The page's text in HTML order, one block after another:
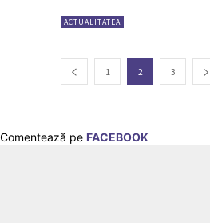
ACTUALITATEA
1 2 3
Comentează pe FACEBOOK